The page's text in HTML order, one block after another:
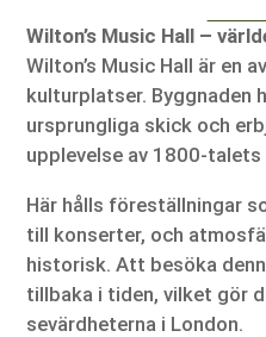
Wilton’s Music Hall –
Wilton’s Music Hall är en
kulturplatser. Byggnaden
ursprungliga skick och
upplevelse av 1800-talets
Här hålls föreställningar
till konserter, och
historisk. Att besöka
tillbaka i tiden, vilket gör
sevärdheterna i London.